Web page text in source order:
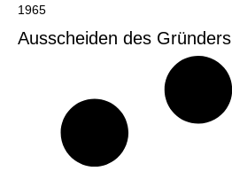
1965
Ausscheiden des Gründers